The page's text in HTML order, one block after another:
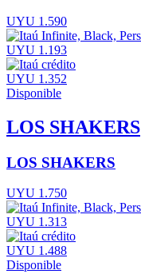
UYU 1.590
UYU 1.193
UYU 1.352
Disponible
LOS SHAKERS
LOS SHAKERS
UYU 1.750
UYU 1.313
UYU 1.488
Disponible